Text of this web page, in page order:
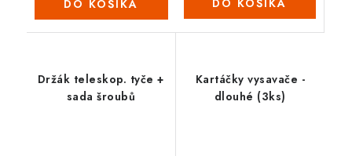
DO KOŠÍKA DO KOŠÍKA
Držák teleskop. tyče +
sada šroubů
Kartáčky vysavače -
dlouhé (3ks)